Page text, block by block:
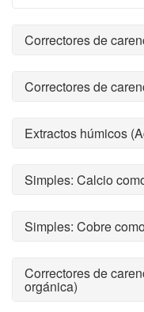
Correctores de
Correctores de
Extractos húmicos
Simples: Calcio
Simples: Cobre
Correctores de
orgánica)